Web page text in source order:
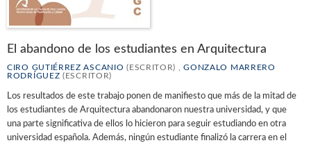
El abandono de los estudiantes en Arquitectura
CIRO GUTIÉRREZ ASCANIO (ESCRITOR) ,GONZALO MARRERO
RODRÍGUEZ (ESCRITOR)
Los resultados de este trabajo ponen de manifiesto que más de la mitad de
los estudiantes de Arquitectura abandonaron nuestra universidad, y que
una parte significativa de ellos lo hicieron para seguir estudiando en otra
universidad española. Además, ningún estudiante finalizó la carrera en el